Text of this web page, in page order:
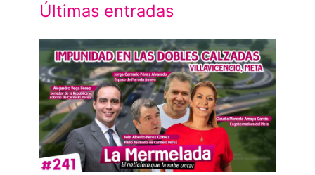
Últimas entradas